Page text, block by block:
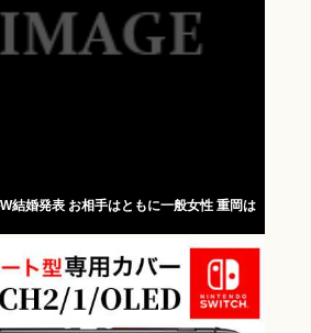
結婚発表 お相手はともに一般女性 重岡は